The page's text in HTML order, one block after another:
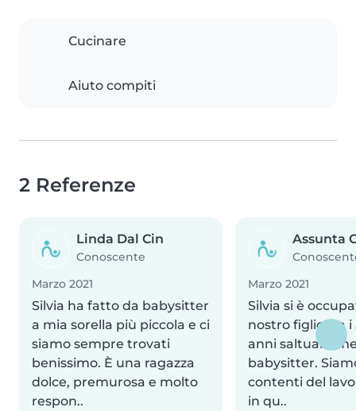
Cucinare
Aiuto compiti
2 Referenze
Linda Dal Cin
Conoscente
Marzo 2021
Silvia ha fatto da babysitter
a mia sorella più piccola e ci
siamo sempre trovati
benissimo. È una ragazza
dolce, premurosa e molto
respon..
Assunta
Marzo 2021
Silvia si è
nostro figlio tra i
anni
babysitter.
contenti del
in qu..